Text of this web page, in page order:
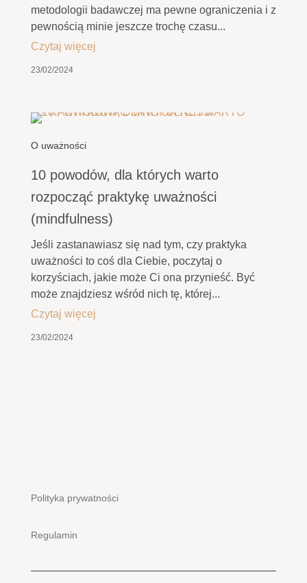
metodologii badawczej ma pewne ograniczenia i z
pewnością minie jeszcze trochę czasu...
Czytaj więcej
23/02/2024
O uważności
10 powodów, dla których warto
rozpocząć praktykę uważności
(mindfulness)
Jeśli zastanawiasz się nad tym, czy praktyka
uważności to coś dla Ciebie, poczytaj o
korzyściach, jakie może Ci ona przynieść. Być
może znajdziesz wśród nich tę, której...
Czytaj więcej
23/02/2024
Polityka prywatności
Regulamin